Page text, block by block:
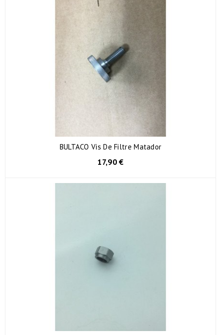
BULTACO Vis De Filtre Matador
17,90 €